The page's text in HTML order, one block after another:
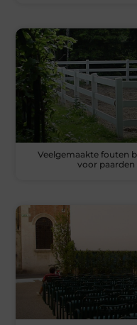
Veelgemaakte fouten
voor